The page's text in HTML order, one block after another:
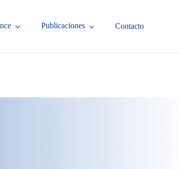
Publicaciones Contacto